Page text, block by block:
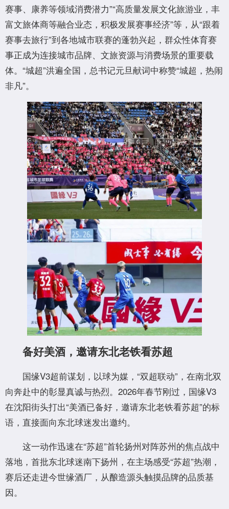
赛事、康养等领域消费潜力”“高质量发展文化旅游业，丰
富文旅体商等融合业态，积极发展赛事经济”等，从“跟着
赛事去旅行”到各地城市联赛的蓬勃兴起，群众性体育赛
事正成为连接城市品牌、文旅资源与消费场景的重要载
体。“城超”洪遍全国，总书记元旦献词中称赞“城超，热闹
非凡”。
备好美酒，邀请东北老铁看苏超
国缘V3超前谋划，以球为媒，“双超联动”，在南北双
向奔赴中的彰显真诚与热烈。2026年春节刚过，国缘V3
在沈阳街头打出“美酒已备好，邀请东北老铁看苏超”的标
语，直接面向东北球迷发出邀约。
这一动作迅速在“苏超”首轮扬州对阵苏州的焦点战中
落地，首批东北球迷南下扬州，在主场感受“苏超”热潮，
赛后还走进今世缘酒厂，从酿造源头触摸品牌的品质基
因。